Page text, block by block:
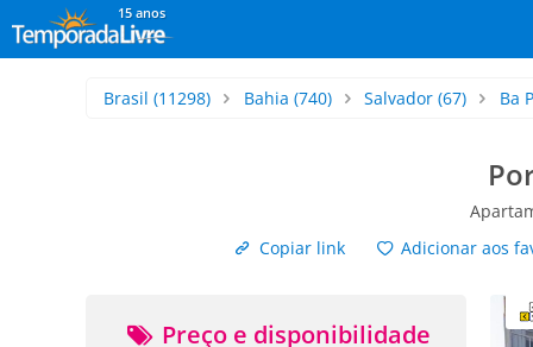
15 anos
Brasil (11298) Bahia (740) Salvador (67) Ba
Copiar link
Adicionar aos
Preço e disponibilidade